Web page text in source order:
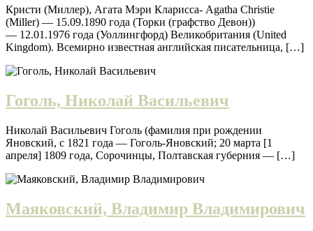
Кристи (Миллер), Агата Мэри Кларисса- Agatha Christie
(Miller) — 15.09.1890 года (Торки (графство Девон))
— 12.01.1976 года (Уоллингфорд) Великобритания (United
Kingdom). Всемирно известная английская писательница, […]
Гоголь, Николай Васильевич
Николай Васильевич Гоголь (фамилия при рождении
Яновский, с 1821 года — Гоголь-Яновский; 20 марта [1
апреля] 1809 года, Сорочинцы, Полтавская губерния — […]
Маяковский, Владимир Владимирович